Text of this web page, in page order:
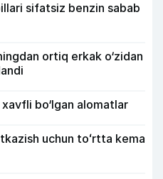
sifatsiz benzin sabab
ortiq erkak o‘zidan
bo‘lgan alomatlar
uchun toʻrtta kema